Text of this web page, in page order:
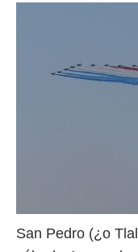
San Pedro (¿o